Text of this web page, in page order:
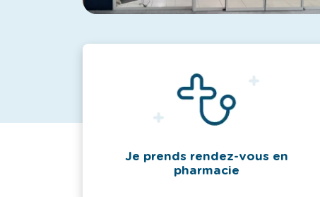
Je prends rendez-vous en
pharmacie